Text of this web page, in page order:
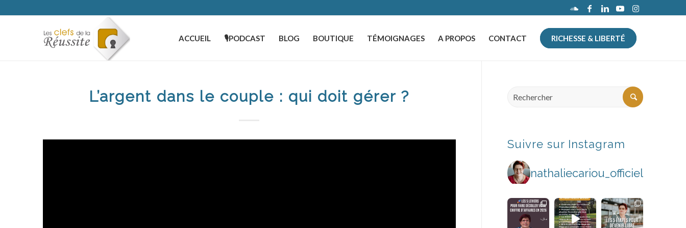
ACCUEIL 🎙️PODCAST BLOG BOUTIQUE TÉMOIGNAGES A PROPOS CONTACT RICHESSE & LIBERTÉ
L’argent dans le couple : qui doit gérer ?
Suivre sur Instagram
nathaliecariou_officiel